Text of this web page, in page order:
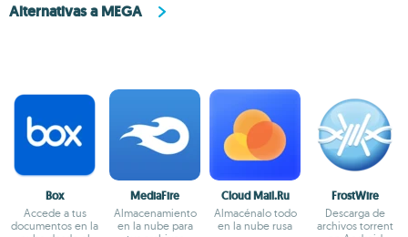
Alternativas a MEGA
Box
Accede a tus
documentos en la
MediaFire
Almacenamiento
en la nube para
Cloud Mail.Ru
Almacénalo todo
en la nube rusa
FrostWire
Descarga de
archivos torrent